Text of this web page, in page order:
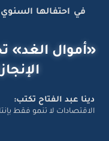
في احتفالها
«أموال الغد»
دينا عبد الفتاح تكتب:
الاقتصادات لا تنمو فقط